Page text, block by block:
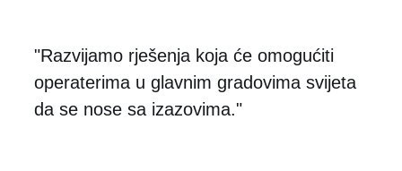
"Razvijamo rješenja koja će omogućiti
operaterima u glavnim gradovima svijeta
da se nose sa izazovima."